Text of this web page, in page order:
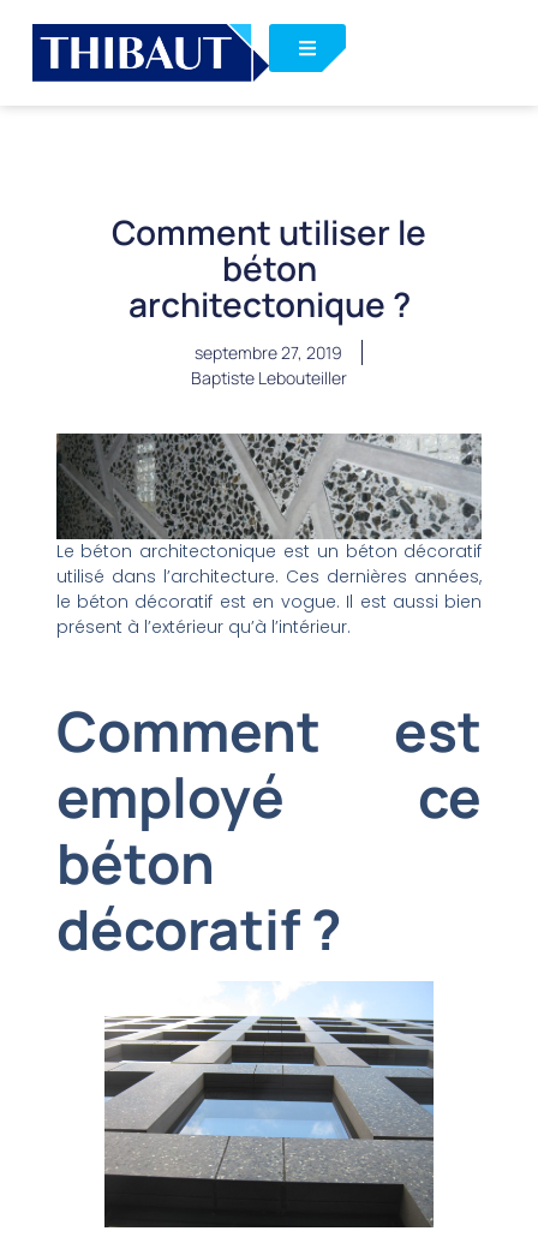
Comment utiliser le
béton
architectonique ?
septembre 27, 2019
Baptiste Lebouteiller
Le béton architectonique est un béton décoratif
utilisé dans l’architecture. Ces dernières années,
le béton décoratif est en vogue. Il est aussi bien
présent à l’extérieur qu’à l’intérieur.
Comment est
employé ce
béton
décoratif ?